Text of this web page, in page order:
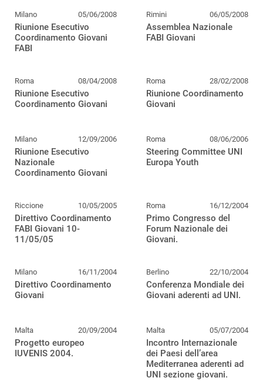
Milano 05/06/2008
Riunione Esecutivo
Coordinamento Giovani
FABI
Rimini 06/05/2008
Assemblea Nazionale
FABI Giovani
Roma 08/04/2008
Riunione Esecutivo
Coordinamento Giovani
Roma 28/02/2008
Riunione Coordinamento
Giovani
Milano 12/09/2006
Riunione Esecutivo
Nazionale
Coordinamento Giovani
Roma 08/06/2006
Steering Committee UNI
Europa Youth
Riccione 10/05/2005
Direttivo Coordinamento
FABI Giovani 10-
11/05/05
Roma 16/12/2004
Primo Congresso del
Forum Nazionale dei
Giovani.
Milano 16/11/2004
Direttivo Coordinamento
Giovani
Berlino 22/10/2004
Conferenza Mondiale dei
Giovani aderenti ad UNI.
Malta 20/09/2004
Progetto europeo
IUVENIS 2004.
Malta 05/07/2004
Incontro Internazionale
dei Paesi dell’area
Mediterranea aderenti ad
UNI sezione giovani.